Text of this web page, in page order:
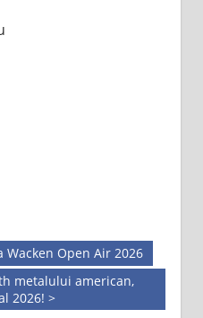
Wacken Open Air 2026
metalului american,
2026! >